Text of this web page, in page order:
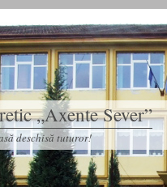
„Axente Sever”
deschisă tuturor!